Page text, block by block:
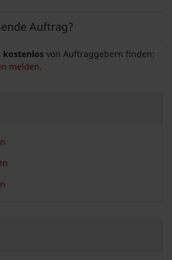
Auftrag?
kostenlos von Auftraggebern finden:
melden.